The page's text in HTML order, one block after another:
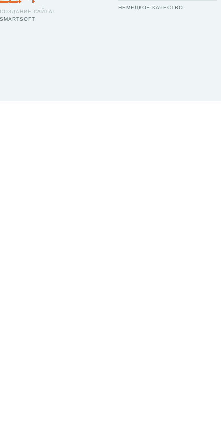
СОЗДАНИЕ САЙТА:
SMARTSOFT
НЕМЕЦКОЕ КАЧЕСТВО